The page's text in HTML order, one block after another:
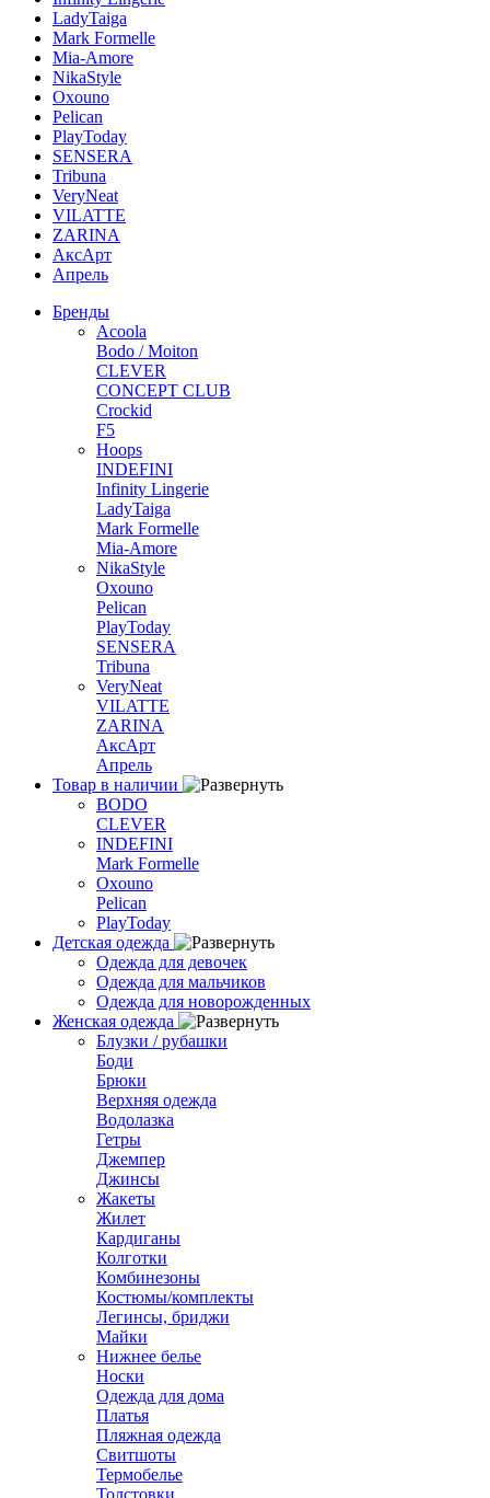
LadyTaiga
Mark Formelle
Mia-Amore
NikaStyle
Oxouno
Pelican
PlayToday
SENSERA
Tribuna
VeryNeat
VILATTE
ZARINA
АксАрт
Апрель
Бренды
Acoola
Bodo / Moiton
CLEVER
CONCEPT CLUB
Crockid
F5
Hoops
INDEFINI
Infinity Lingerie
LadyTaiga
Mark Formelle
Mia-Amore
NikaStyle
Oxouno
Pelican
PlayToday
SENSERA
Tribuna
VeryNeat
VILATTE
ZARINA
АксАрт
Апрель
Товар в наличии
BODO
CLEVER
INDEFINI
Mark Formelle
Oxouno
Pelican
PlayToday
Детская одежда
Одежда для девочек
Одежда для мальчиков
Одежда для новорожденных
Женская одежда
Блузки / рубашки
Боди
Брюки
Верхняя одежда
Водолазка
Гетры
Джемпер
Джинсы
Жакеты
Жилет
Кардиганы
Колготки
Комбинезоны
Костюмы/комплекты
Легинсы, бриджи
Майки
Нижнее белье
Носки
Одежда для дома
Платья
Пляжная одежда
Свитшоты
Термобелье
Толстовки